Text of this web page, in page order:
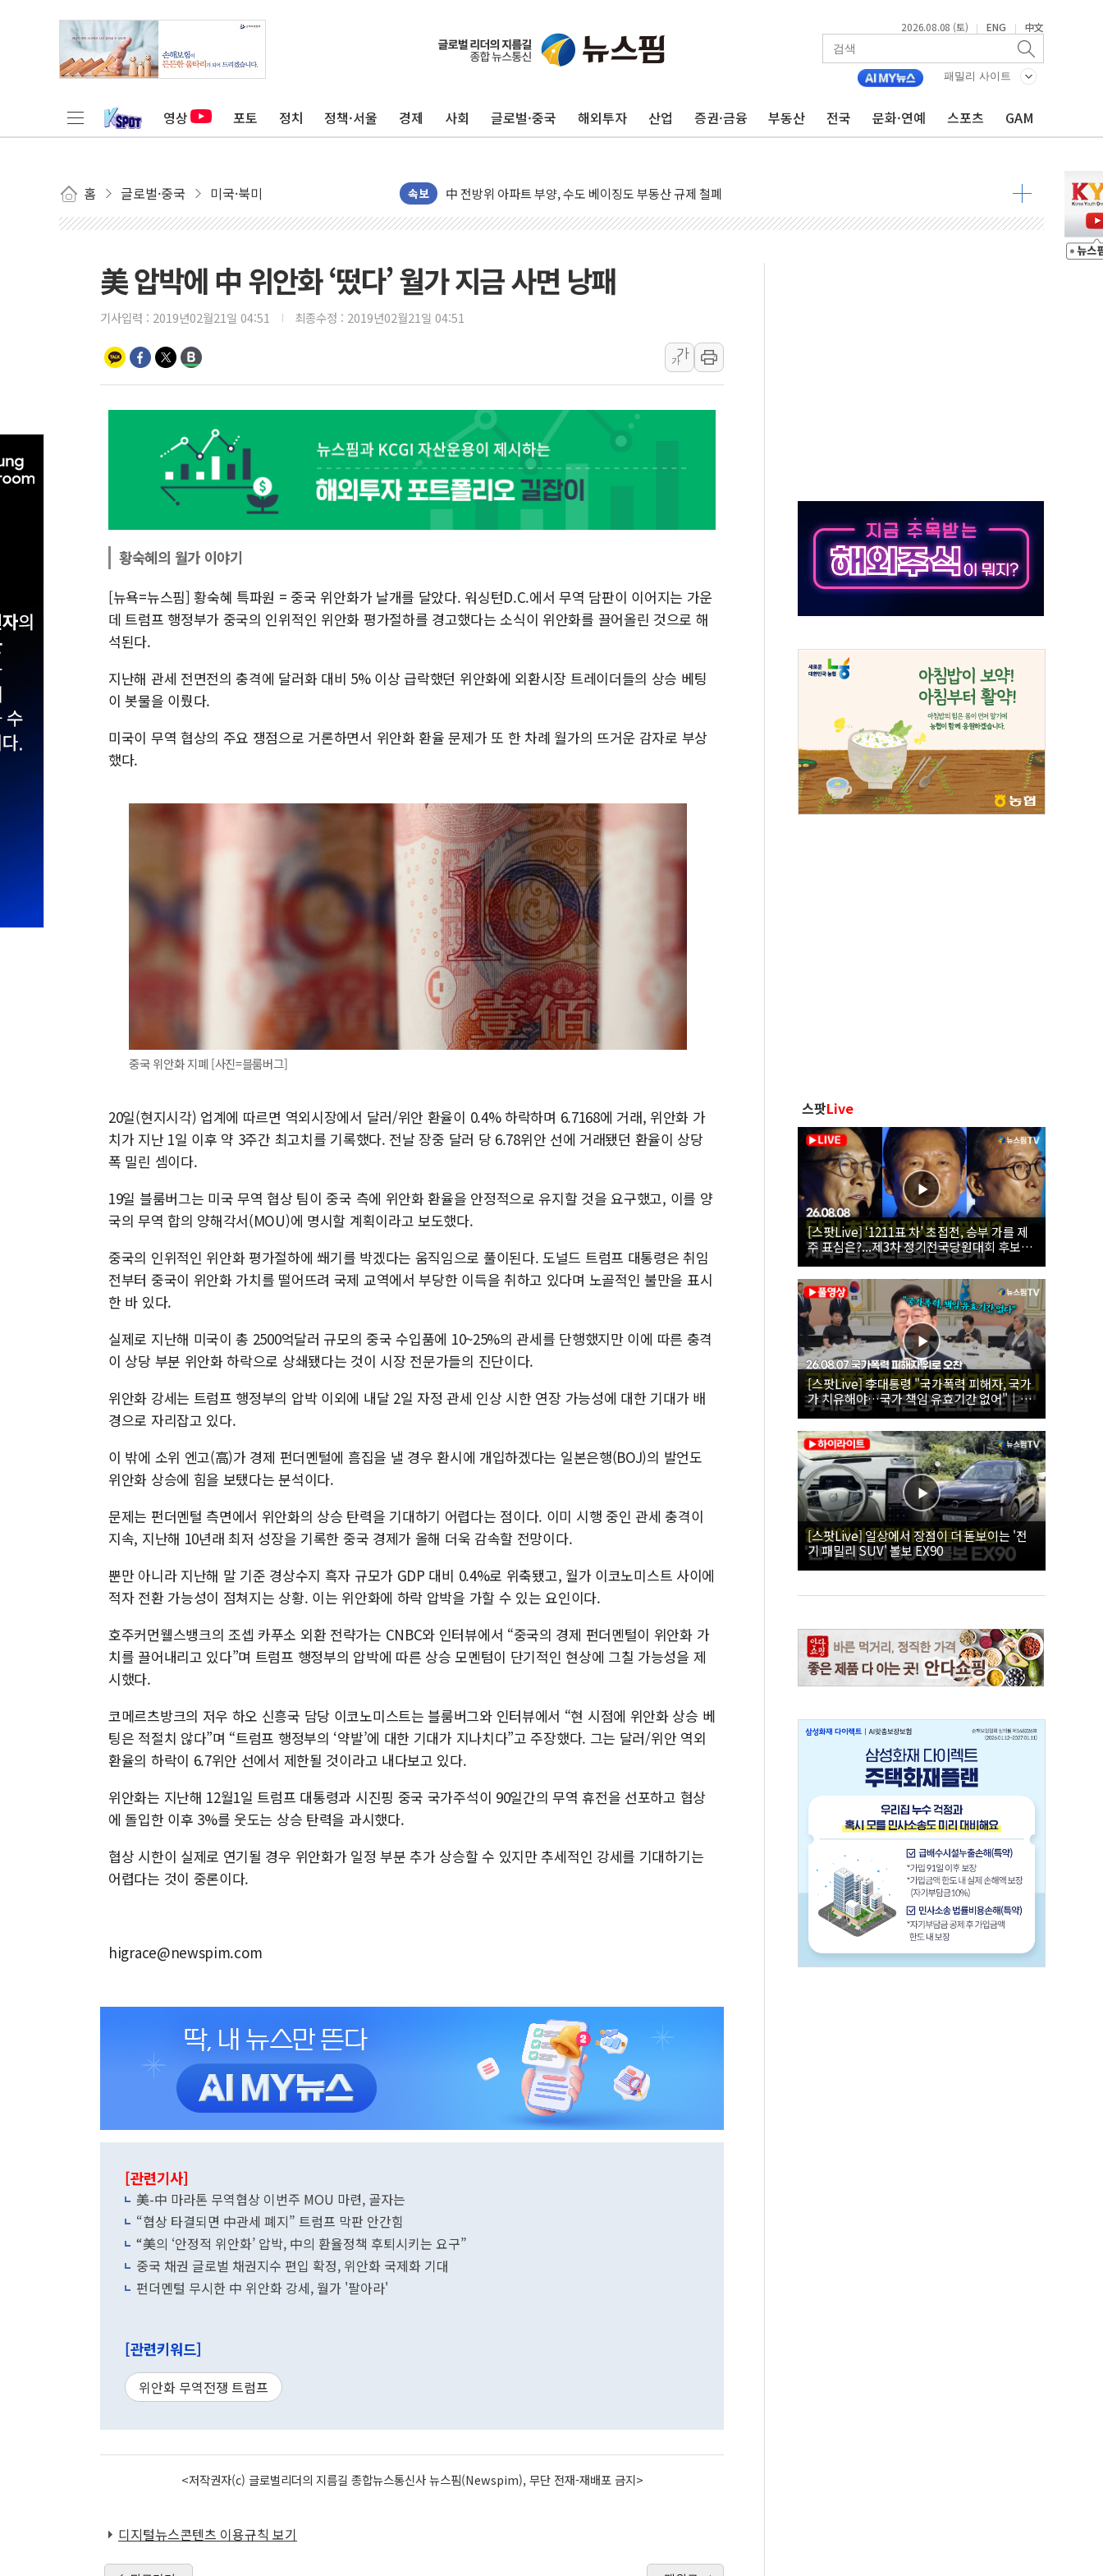
2026.08.08 (토) | ENG | 中文
패밀리 사이트
영상 포토 정치 정책·서울 경제 사회 글로벌·중국 해외투자 산업 증권·금융 부동산 전국 문화·연예 스포츠 GAM
홈 글로벌·중국 미국·북미 속보
동해중부 전 해상 풍랑주의보…10일까지 최대 3.5m 높은 물결
연일 폭염에 온열질환 사망 23명…정부, 비상대응기구 가동
인제 용대리 계곡서 수위 상승으로 피서객 7명 고립…전원 구조
동해시, 11~14일 '별똥별 멍' 운영…페르세우스 유성우 관측
청양 밭에서 일하던 90대 숨져…온열질환 여부 조사
폭염에 車 운전면허 기능시험 오전 집중 편성…체감온도 38도 넘으면 중단
李대통령, 'ISA·주가누르기 방지법' 전면 재검토 지시
'호우 특보' 경북 울진 시간당 20~30mm 강한 비...가뭄 해소될 듯
주말 무더위·열대야 지속…내륙 곳곳 소나기
오세훈 "용산공원 주택 검토, 민주당 스스로 원칙 뒤집는 것"
충북 주말 무더위 지속…청주·진천 35도, 곳곳 소나기
10월 보완수사권 폐지·공소청 출범…피해자들 '범죄 사각지대' 우려
한상협, 업계 개인정보 보안 새판 짠다…'자율규제단체' 타진
민주당, 오늘 제주·인천 경선 발표...김민석 '재역전' vs 정청래 '격차 확대'
뉴욕증시, 고용 쇼크에 금리 인상 우려 후퇴…S&P500 최고치
유럽증시, 美 고용 예상 밖 부진에 연준 금리 인상 가능성 낮아지며 상승… STOXX 600 지수는 나흘 연속 최고치
미 연준 매파 기세 꺾이나…고용 감소에 9월 동결 전망 우세
美 압박에 中 위안화 ‘떴다’ 월가 지금 사면 낭패
기사입력 : 2019년02월21일 04:51 최종수정 : 2019년02월21일 04:51
가
가
황숙혜의 월가 이야기
[뉴욕=뉴스핌] 황숙혜 특파원 = 중국 위안화가 날개를 달았다. 워싱턴D.C.에서 무역 담판이 이어지는 가운
데 트럼프 행정부가 중국의 인위적인 위안화 평가절하를 경고했다는 소식이 위안화를 끌어올린 것으로 해
석된다.
지난해 관세 전면전의 충격에 달러화 대비 5% 이상 급락했던 위안화에 외환시장 트레이더들의 상승 베팅
이 봇물을 이뤘다.
미국이 무역 협상의 주요 쟁점으로 거론하면서 위안화 환율 문제가 또 한 차례 월가의 뜨거운 감자로 부상
했다.
중국 위안화 지폐 [사진=블룸버그]
20일(현지시각) 업계에 따르면 역외시장에서 달러/위안 환율이 0.4% 하락하며 6.7168에 거래, 위안화 가
치가 지난 1일 이후 약 3주간 최고치를 기록했다. 전날 장중 달러 당 6.78위안 선에 거래됐던 환율이 상당
폭 밀린 셈이다.
19일 블룸버그는 미국 무역 협상 팀이 중국 측에 위안화 환율을 안정적으로 유지할 것을 요구했고, 이를 양
국의 무역 합의 양해각서(MOU)에 명시할 계획이라고 보도했다.
중국의 인위적인 위안화 평가절하에 쐐기를 박겠다는 움직임으로 풀이된다. 도널드 트럼프 대통령은 취임
전부터 중국이 위안화 가치를 떨어뜨려 국제 교역에서 부당한 이득을 취하고 있다며 노골적인 불만을 표시
한 바 있다.
실제로 지난해 미국이 총 2500억달러 규모의 중국 수입품에 10~25%의 관세를 단행했지만 이에 따른 충격
이 상당 부분 위안화 하락으로 상쇄됐다는 것이 시장 전문가들의 진단이다.
위안화 강세는 트럼프 행정부의 압박 이외에 내달 2일 자정 관세 인상 시한 연장 가능성에 대한 기대가 배
경으로 자리잡고 있다.
이 밖에 소위 엔고(高)가 경제 펀더멘털에 흠집을 낼 경우 환시에 개입하겠다는 일본은행(BOJ)의 발언도
위안화 상승에 힘을 보탰다는 분석이다.
문제는 펀더멘털 측면에서 위안화의 상승 탄력을 기대하기 어렵다는 점이다. 이미 시행 중인 관세 충격이
지속, 지난해 10년래 최저 성장을 기록한 중국 경제가 올해 더욱 감속할 전망이다.
뿐만 아니라 지난해 말 기준 경상수지 흑자 규모가 GDP 대비 0.4%로 위축됐고, 월가 이코노미스트 사이에
적자 전환 가능성이 점쳐지는 상황. 이는 위안화에 하락 압박을 가할 수 있는 요인이다.
호주커먼웰스뱅크의 조셉 카푸소 외환 전략가는 CNBC와 인터뷰에서 “중국의 경제 펀더멘털이 위안화 가
치를 끌어내리고 있다”며 트럼프 행정부의 압박에 따른 상승 모멘텀이 단기적인 현상에 그칠 가능성을 제
시했다.
코메르츠방크의 저우 하오 신흥국 담당 이코노미스트는 블룸버그와 인터뷰에서 “현 시점에 위안화 상승 베
팅은 적절치 않다”며 “트럼프 행정부의 ‘약발’에 대한 기대가 지나치다”고 주장했다. 그는 달러/위안 역외
환율의 하락이 6.7위안 선에서 제한될 것이라고 내다보고 있다.
위안화는 지난해 12월1일 트럼프 대통령과 시진핑 중국 국가주석이 90일간의 무역 휴전을 선포하고 협상
에 돌입한 이후 3%를 웃도는 상승 탄력을 과시했다.
협상 시한이 실제로 연기될 경우 위안화가 일정 부분 추가 상승할 수 있지만 추세적인 강세를 기대하기는
어렵다는 것이 중론이다.
higrace@newspim.com
[관련기사]
美-中 마라톤 무역협상 이번주 MOU 마련, 골자는
“협상 타결되면 中관세 폐지” 트럼프 막판 안간힘
“美의 ‘안정적 위안화’ 압박, 中의 환율정책 후퇴시키는 요구”
중국 채권 글로벌 채권지수 편입 확정, 위안화 국제화 기대
펀더멘털 무시한 中 위안화 강세, 월가 '팔아라'
[관련키워드]
위안화 무역전쟁 트럼프
<저작권자(c) 글로벌리더의 지름길 종합뉴스통신사 뉴스핌(Newspim), 무단 전재-재배포 금지>
디지털뉴스콘텐츠 이용규칙 보기
스팟Live
[스팟Live] ‘1211표 차’ 초접전, 승부 가를 제
주 표심은?...제3차 정기전국당원대회 후보자
제주 합동연설회 생중계 | 26.08.08
[스팟Live] 李대통령 "국가폭력 피해자, 국가
가 치유해야…국가 책임 유효기간 없어"｜
26.08.07 국가폭력 피해자 위로 오찬
[스팟Live] 일상에서 장점이 더 돋보이는 '전
기 패밀리 SUV' 볼보 EX90